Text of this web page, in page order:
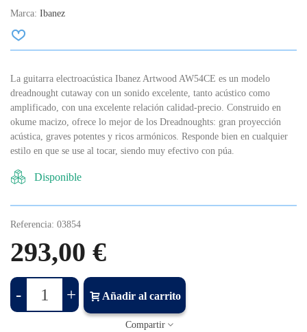
Marca: Ibanez
La guitarra electroacústica Ibanez Artwood AW54CE es un modelo
dreadnought cutaway con un sonido excelente, tanto acústico como
amplificado, con una excelente relación calidad-precio. Construido en
okume macizo, ofrece lo mejor de los Dreadnoughts: gran proyección
acústica, graves potentes y ricos armónicos. Responde bien en cualquier
estilo en que se use al tocar, siendo muy efectivo con púa.
Disponible
Referencia: 03854
293,00 €
- + Añadir al carrito
Compartir